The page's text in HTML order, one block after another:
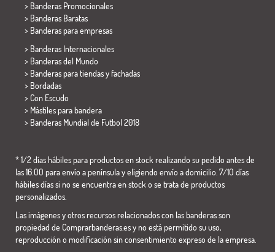
> Banderas Promocionales
> Banderas Baratas
> Banderas para empresas
> Banderas Internacionales
> Banderas del Mundo
> Banderas para tiendas y fachadas
> Bordadas
> Con Escudo
> Mástiles para bandera
> Banderas Mundial de Futbol 2018
* 1/2 días hábiles para productos en stock realizando su pedido antes de
las 16:00 para envío a península y eligiendo envío a domicilio. 7/10 días
hábiles días si no se encuentra en stock o se trata de productos
personalizados.
Las imágenes y otros recursos relacionados con las banderas son
propiedad de Comprarbanderas.es y no está permitido su uso,
reproducción o modificación sin consentimiento expreso de la empresa.